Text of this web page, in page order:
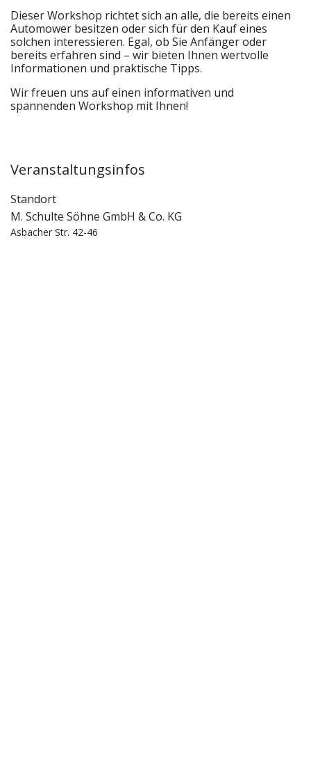
Dieser Workshop richtet sich an alle, die bereits einen
Automower besitzen oder sich für den Kauf eines
solchen interessieren. Egal, ob Sie Anfänger oder
bereits erfahren sind – wir bieten Ihnen wertvolle
Informationen und praktische Tipps.
Wir freuen uns auf einen informativen und
spannenden Workshop mit Ihnen!
Veranstaltungsinfos
Standort
M. Schulte Söhne GmbH & Co. KG
Asbacher Str. 42-46